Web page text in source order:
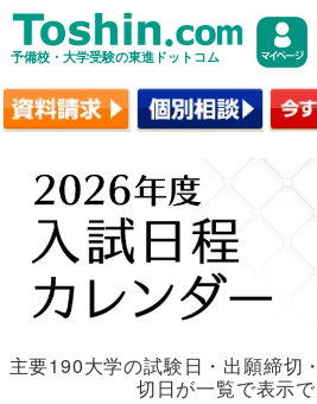
予備校・大学受験の東進ドットコム
主要190大学の試験日・出願締切
切日が一覧で表示で